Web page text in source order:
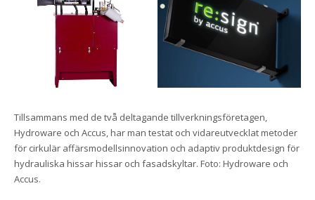
Tillsammans med de två deltagande tillverkningsföretagen,
Hydroware och Accus, har man testat och vidareutvecklat metoder
för cirkulär affärsmodellsinnovation och adaptiv produktdesign för
hydrauliska hissar hissar och fasadskyltar. Foto: Hydroware och
Accus.